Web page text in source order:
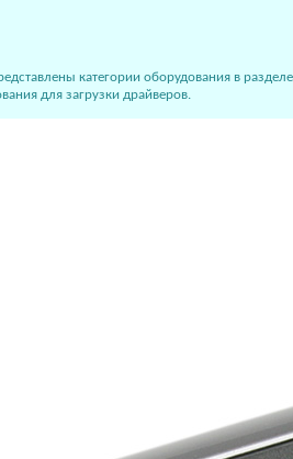
категории оборудования в
для загрузки драйверов.